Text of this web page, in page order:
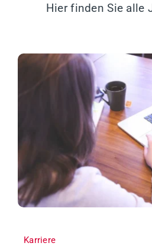
Hier finden Sie alle
Karriere